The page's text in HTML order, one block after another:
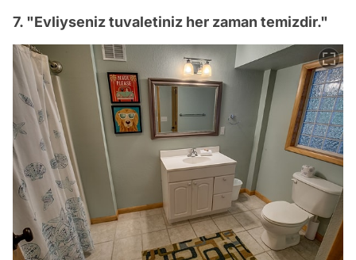
7. "Evliyseniz tuvaletiniz her zaman temizdir."